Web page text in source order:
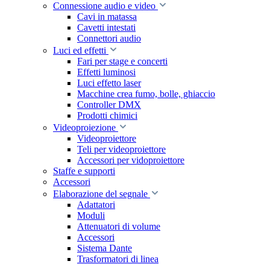
Connessione audio e video
Cavi in matassa
Cavetti intestati
Connettori audio
Luci ed effetti
Fari per stage e concerti
Effetti luminosi
Luci effetto laser
Macchine crea fumo, bolle, ghiaccio
Controller DMX
Prodotti chimici
Videoproiezione
Videoproiettore
Teli per videoproiettore
Accessori per vidoproiettore
Staffe e supporti
Accessori
Elaborazione del segnale
Adattatori
Moduli
Attenuatori di volume
Accessori
Sistema Dante
Trasformatori di linea